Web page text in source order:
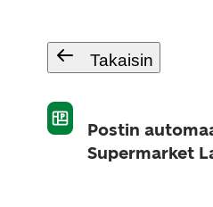
Takaisin
Postin
Supermarket